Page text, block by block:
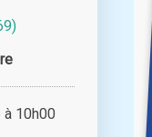
10h00